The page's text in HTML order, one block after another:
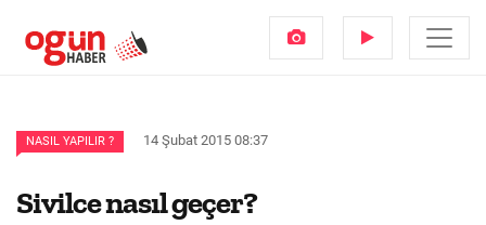
NASIL YAPILIR ? 14 Şubat 2015 08:37
Sivilce nasıl geçer?